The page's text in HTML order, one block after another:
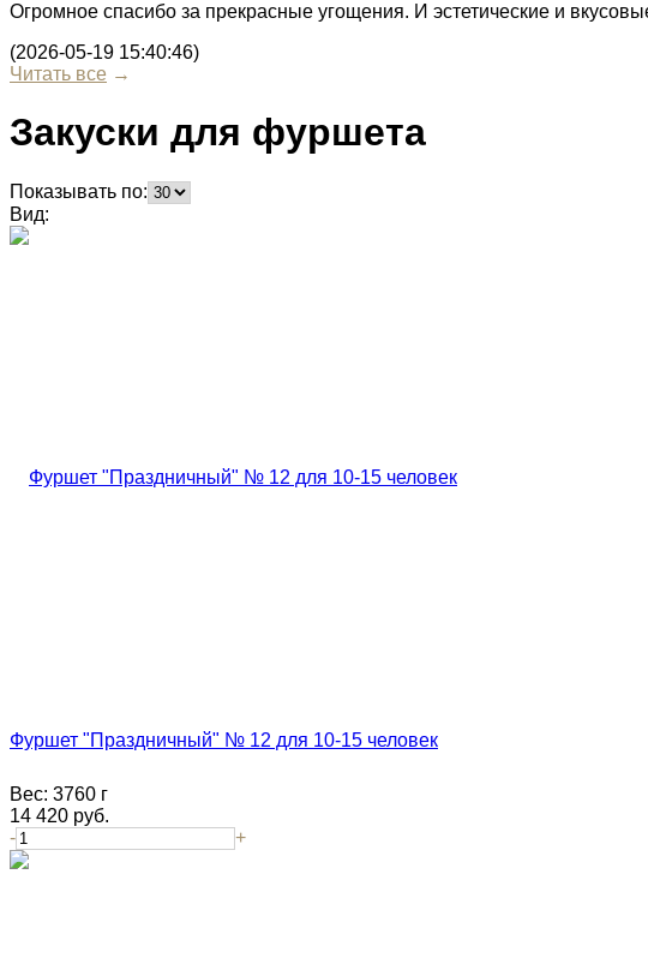
Огромное спасибо за прекрасные угощения. И эстетические и
(2026-05-19 15:40:46)
Читать все →
Закуски для фуршета
Показывать по:
Вид:
Фуршет "Праздничный" № 12 для 10-15 человек
Вес: 3760 г
14 420 руб.
-
+